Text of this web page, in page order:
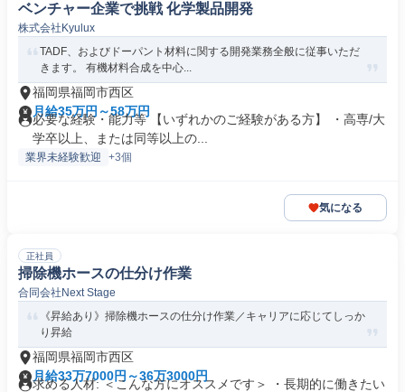
ベンチャー企業で挑戦 化学製品開発
株式会社Kyulux
TADF、およびドーパント材料に関する開発業務全般に従事いただ
きます。 有機材料合成を中心...
福岡県福岡市西区
月給35万円～58万円
必要な経験・能力等 【いずれかのご経験がある方】 ・高専/大
学卒以上、または同等以上の...
業界未経験歓迎 +3個
気になる
正社員
掃除機ホースの仕分け作業
合同会社Next Stage
《昇給あり》掃除機ホースの仕分け作業／キャリアに応じてしっか
り昇給
福岡県福岡市西区
月給33万7000円～36万3000円
求める人材: ＜こんな方にオススメです＞ ・長期的に働きたい